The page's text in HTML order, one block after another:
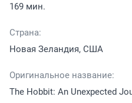
169 мин.
Страна:
Новая Зеландия, США
Оригинальное название:
The Hobbit: An Unexpected